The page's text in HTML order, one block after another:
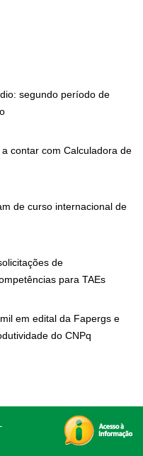
segundo período de
contar com Calculadora de
de curso internacional de
de
para TAEs
em edital da Fapergs e
do CNPq